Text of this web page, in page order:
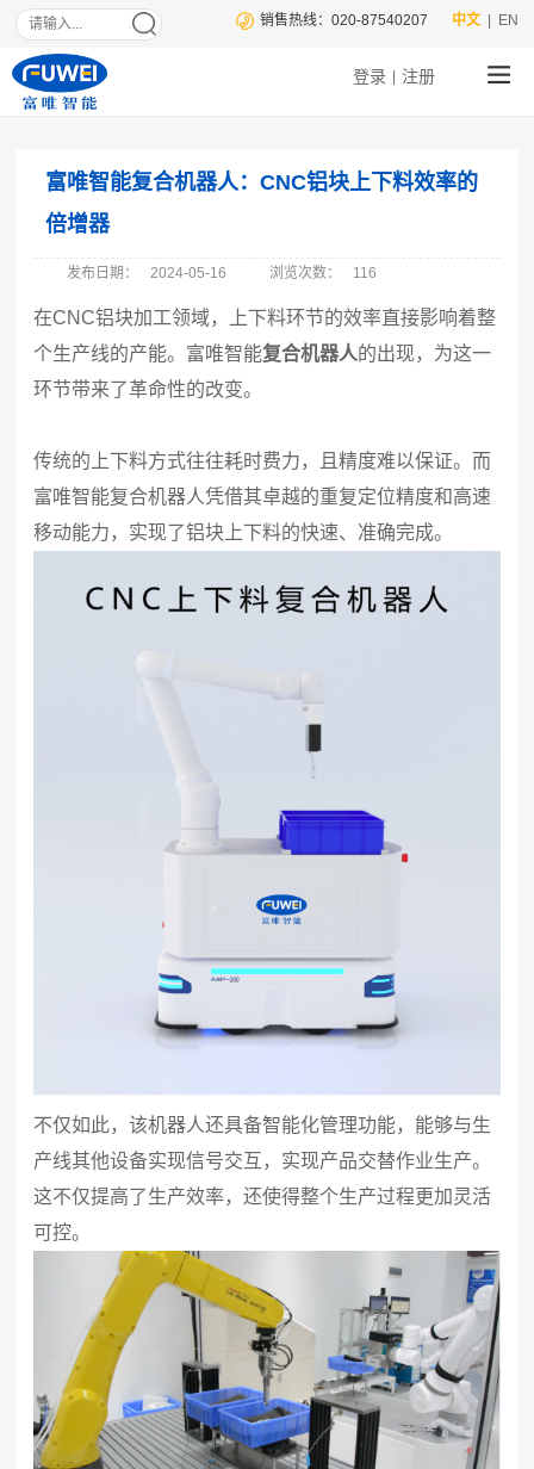
| EN
中文
销售热线：020-87540207
登录 注册
富唯智能复合机器人：CNC铝块上下料效率的
倍增器
发布日期： 2024-05-16 浏览次数： 116
在CNC铝块加工领域，上下料环节的效率直接影响着整
个生产线的产能。富唯智能复合机器人的出现，为这一
环节带来了革命性的改变。
传统的上下料方式往往耗时费力，且精度难以保证。而
富唯智能复合机器人凭借其卓越的重复定位精度和高速
移动能力，实现了铝块上下料的快速、准确完成。
不仅如此，该机器人还具备智能化管理功能，能够与生
产线其他设备实现信号交互，实现产品交替作业生产。
这不仅提高了生产效率，还使得整个生产过程更加灵活
可控。